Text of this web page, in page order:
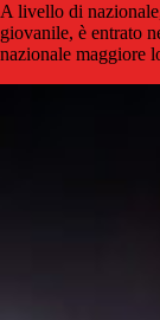
A livello di
giovanile, è entrato
nazionale maggiore